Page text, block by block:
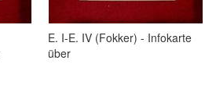
E. I-E. IV (Fokker) - Infokarte
über